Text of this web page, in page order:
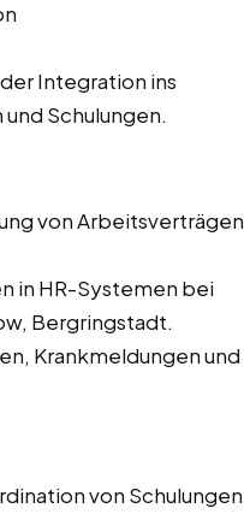
Integration ins
Schulungen.
von Arbeitsverträgen
in HR-Systemen bei
Bergringstadt.
Krankmeldungen und
von Schulungen